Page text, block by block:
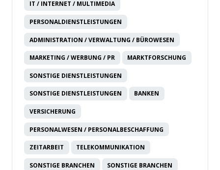
IT / INTERNET / MULTIMEDIA
PERSONALDIENSTLEISTUNGEN
ADMINISTRATION / VERWALTUNG / BÜROWESEN
MARKETING / WERBUNG / PR MARKTFORSCHUNG
SONSTIGE DIENSTLEISTUNGEN
SONSTIGE DIENSTLEISTUNGEN BANKEN
VERSICHERUNG
PERSONALWESEN / PERSONALBESCHAFFUNG
ZEITARBEIT TELEKOMMUNIKATION
SONSTIGE BRANCHEN SONSTIGE BRANCHEN